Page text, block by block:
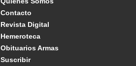
Contacto
Revista Digital
Hemeroteca
Obituarios Armas
Suscribir